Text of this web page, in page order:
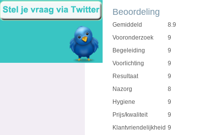
Beoordeling
Gemiddeld
8.9
Vooronderzoek
9
Begeleiding
9
Voorlichting
9
Resultaat
9
Nazorg
8
Hygiene
9
Prijs/kwaliteit
9
Klantvriendelijkheid 9